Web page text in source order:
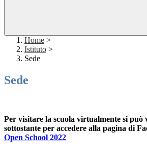
Home >
Istituto >
Sede
Sede
Per visitare la scuola virtualmente si può
sottostante per accedere alla pagina di
Open School 2022